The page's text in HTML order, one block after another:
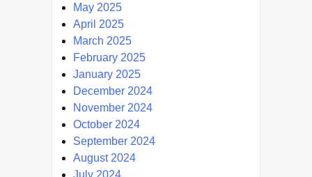
May 2025
April 2025
March 2025
February 2025
January 2025
December 2024
November 2024
October 2024
September 2024
August 2024
July 2024